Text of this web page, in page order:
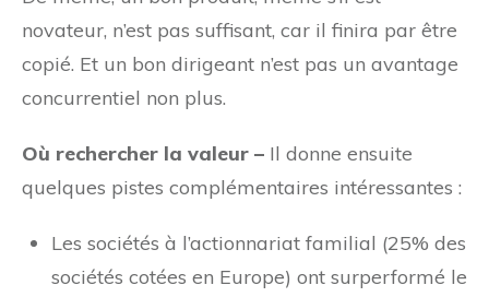
novateur, n’est pas suffisant, car il finira par être
copié. Et un bon dirigeant n’est pas un avantage
concurrentiel non plus.
Où rechercher la valeur – Il donne ensuite
quelques pistes complémentaires intéressantes :
Les sociétés à l’actionnariat familial (25% des
sociétés cotées en Europe) ont surperformé le